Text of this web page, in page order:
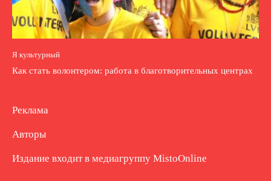
Я культурный
Как стать волонтером: работа в благотворительных центрах
Реклама
Авторы
Издание входит в медиагруппу MistoOnline